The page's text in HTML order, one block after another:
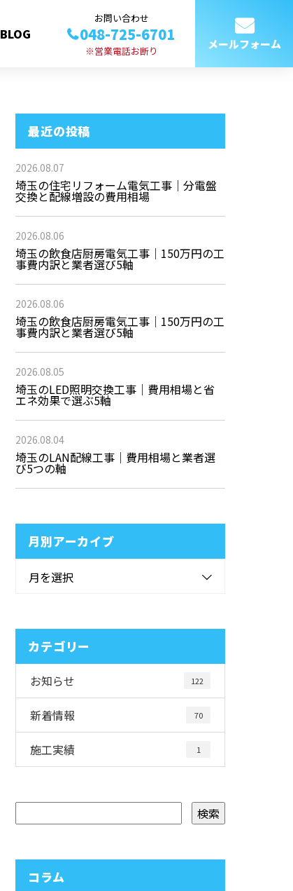
BLOG
お問い合わせ
048-725-6701
※営業電話お断り メールフォーム
最近の投稿
2026.08.07
埼玉の住宅リフォーム電気工事｜分電盤
交換と配線増設の費用相場
2026.08.06
埼玉の飲食店厨房電気工事｜150万円の工
事費内訳と業者選び5軸
2026.08.06
埼玉の飲食店厨房電気工事｜150万円の工
事費内訳と業者選び5軸
2026.08.05
埼玉のLED照明交換工事｜費用相場と省
エネ効果で選ぶ5軸
2026.08.04
埼玉のLAN配線工事｜費用相場と業者選
び5つの軸
月別アーカイブ
月を選択
カテゴリー
お知らせ 122
新着情報 70
施工実績 1
コラム